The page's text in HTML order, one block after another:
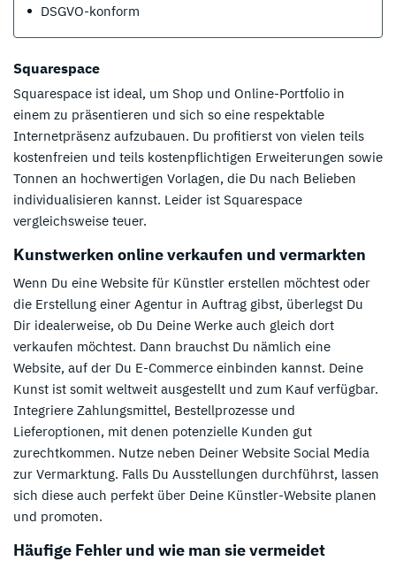
DSGVO-konform
Squarespace
Squarespace ist ideal, um Shop und Online-Portfolio in
einem zu präsentieren und sich so eine respektable
Internetpräsenz aufzubauen. Du profitierst von vielen teils
kostenfreien und teils kostenpflichtigen Erweiterungen sowie
Tonnen an hochwertigen Vorlagen, die Du nach Belieben
individualisieren kannst. Leider ist Squarespace
vergleichsweise teuer.
Kunstwerken online verkaufen und vermarkten
Wenn Du eine Website für Künstler erstellen möchtest oder
die Erstellung einer Agentur in Auftrag gibst, überlegst Du
Dir idealerweise, ob Du Deine Werke auch gleich dort
verkaufen möchtest. Dann brauchst Du nämlich eine
Website, auf der Du E-Commerce einbinden kannst. Deine
Kunst ist somit weltweit ausgestellt und zum Kauf verfügbar.
Integriere Zahlungsmittel, Bestellprozesse und
Lieferoptionen, mit denen potenzielle Kunden gut
zurechtkommen. Nutze neben Deiner Website Social Media
zur Vermarktung. Falls Du Ausstellungen durchführst, lassen
sich diese auch perfekt über Deine Künstler-Website planen
und promoten.
Häufige Fehler und wie man sie vermeidet